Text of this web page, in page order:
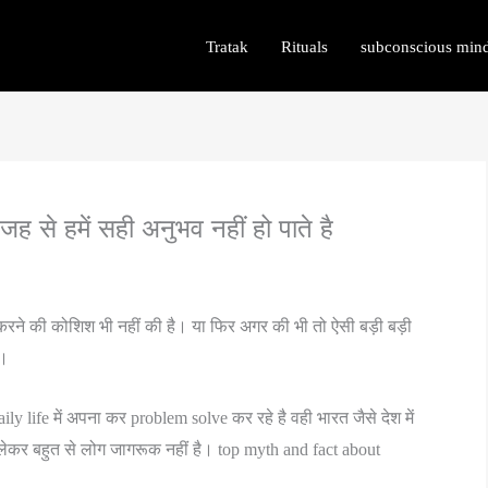
Tratak Rituals subconscious
से हमें सही अनुभव नहीं हो पाते है
की कोशिश भी नहीं की है। या फिर अगर की भी तो ऐसी बड़ी बड़ी
life में अपना कर problem solve कर रहे है वही भारत जैसे देश में
बहुत से लोग जागरूक नहीं है। top myth and fact about